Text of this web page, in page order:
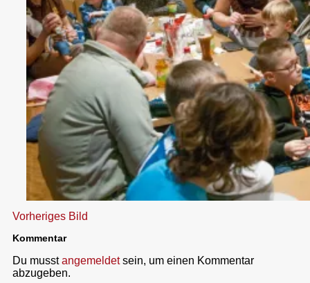
Vorheriges Bild
Kommentar
Du musstangemeldetsein, um einen Kommentar
abzugeben.